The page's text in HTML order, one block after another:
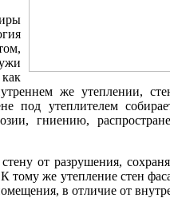
же утеплении,
под утеплителем
гниению,
от разрушения,
тому же утепление стен
в отличие от